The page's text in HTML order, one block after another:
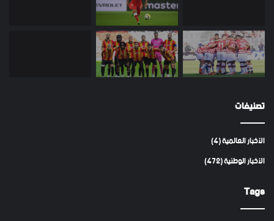
تصنيفات
الأخبار العالمية(4)
الأخبار الوطنية(472)
Tags